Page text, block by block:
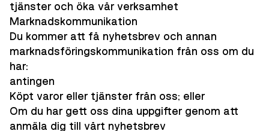
tjänster och öka vår verksamhet
Marknadskommunikation
Du kommer att få nyhetsbrev och annan
marknadsföringskommunikation från oss om du
har:
antingen
Köpt varor eller tjänster från oss; eller
Om du har gett oss dina uppgifter genom att
anmäla dig till vårt nyhetsbrev